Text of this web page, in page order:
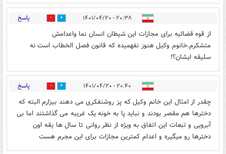
۲۰:۳۸ - ۱۴۰۱/۰۴/۲۰ 9 پاسخ
از قوه قضائیه برای مجازات این شیطان انسان نما واعدامش
متشکرم.خانوم وکیل هنوز نفهمیده که قانون فصل الخطاب است نه
سلیقه ایشان؟!
۲۰:۴۰ - ۱۴۰۱/۰۴/۲۰ 11 پاسخ
چقدر از امثال این خانم وکیل که پز روشنفکری می دهند بیزارم البته که
دخترها هم مقصر بودند و نباید پا به خونه یک غریبه می گذاشتند اما بی
آبرویی و تبعات این اتفاق به ویژه از نظر روانی تا سال ها یقه اون
دخترها رو میگیره و اعدام کمترین مجازات برای این مجرم هست